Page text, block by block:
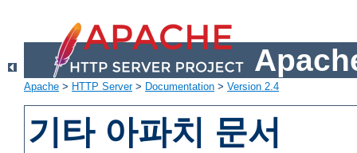
Apache > HTTP Server> Documentation > Version 2.4
기타 아파치 문서